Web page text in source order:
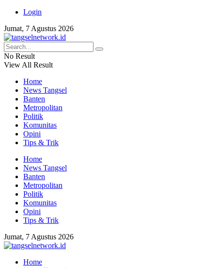
Login
Jumat, 7 Agustus 2026
No Result
View All Result
Home
News Tangsel
Banten
Metropolitan
Politik
Komunitas
Opini
Tips & Trik
Home
News Tangsel
Banten
Metropolitan
Politik
Komunitas
Opini
Tips & Trik
Jumat, 7 Agustus 2026
Home